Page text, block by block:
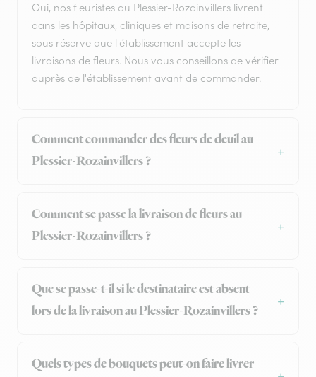
Oui, nos fleuristes au Plessier-Rozainvillers livrent
dans les hôpitaux, cliniques et maisons de retraite,
sous réserve que l'établissement accepte les
livraisons de fleurs. Nous vous conseillons de vérifier
auprès de l'établissement avant de commander.
Comment commander des fleurs de deuil au
Plessier-Rozainvillers ?
Comment se passe la livraison de fleurs au
Plessier-Rozainvillers ?
Que se passe-t-il si le destinataire est absent
lors de la livraison au Plessier-Rozainvillers ?
Quels types de bouquets peut-on faire livrer